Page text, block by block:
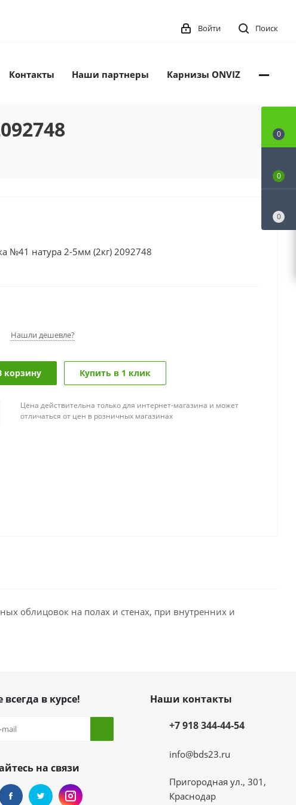
Поиск
Войти
Контакты Наши партнеры Карнизы ONVIZ
№41 натура 2-5мм (2кг) 2092748
Нашли дешевле?
корзину Купить в 1 клик
Цена действительна только для интернет-магазина и может
отличаться от цен в розничных магазинах
облицовок на полах и стенах, при внутренних и
всегда в курсе!
на связи
Наши контакты
+7 918 344-44-54
info@bds23.ru
Пригородная ул., 301,
Краснодар
0
0
0